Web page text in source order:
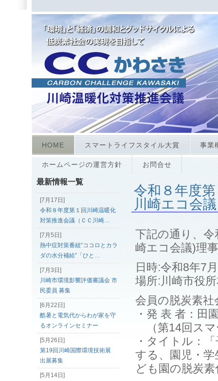
HOME スマートライフスタイル大賞 事業
ホームページの運営方針 お問合せ
令和８年度
川崎エコ会
下記の通り、
崎エコ会議)理
日時:令和8年7
場所:川崎市役
会員の脱炭素
・発 表 者：田
（第14回スマ
・タイトル：
する、園児・
ども園の脱炭
最新情報一覧
[7月17日]
令和８年度第１回川崎温暖化
対策推進会議（ＣＣ川崎…
[7月5日]
熱中症対策番組“ココロとカラ
ダの水分補給”「ひと…
[7月3日]
川崎市環境影響評価審議会 市
民委員 募集
[6月22日]
酷暑と電気代からわが家を守
るオンラインセミナー
[5月26日]
第19回川崎国際環境技術展
出展募集
[5月14日]